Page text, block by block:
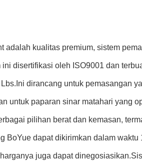
adalah kualitas premium, sistem
disertifikasi oleh ISO9001 dan
dirancang untuk pemasangan
untuk paparan sinar matahari yang
pilihan berat dan kemasan,
BoYue dapat dikirimkan dalam waktu
juga dapat